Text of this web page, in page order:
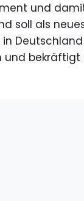
und
soll als
in
bekräftigt